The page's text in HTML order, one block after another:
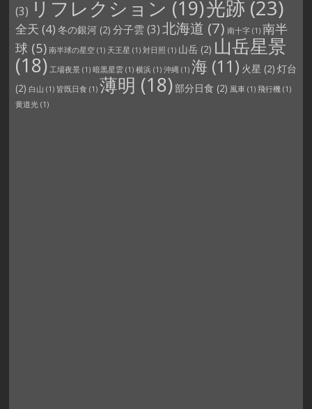
(3) リフレクション (19)光跡 (23)
全天 (4) 冬の銀河(2) 分子雲 (3)北海道 (7) 南十字(1) 南半
球 (5) 南半球の星空(1) 天王星 (1) 対日照 (1) 山岳(2) 山岳星景
(18) 工場夜景(1) 暗黒星雲(1) 横浜(1) 沖縄(1) 海 (11) 火星 (2) 灯台
(2) 白山 (1) 皆既日食 (1) 薄明 (18)部分日食 (2) 風車(1) 飛行機(1)
黄道光(1)